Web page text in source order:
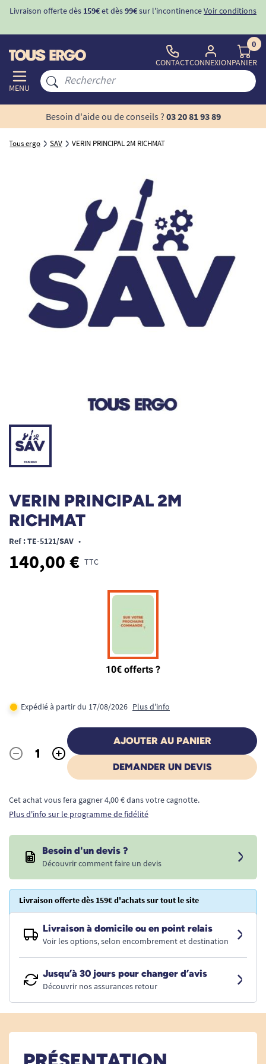
Livraison offerte dès 159€et dès99€sur l'incontinenceVoir conditions
MENU
CONTACTCONNEXION
0
PANIER
Besoin d'aide ou de conseils ? 03 20 81 93 89
Tous ergo SAV VERIN PRINCIPAL 2M RICHMAT
VERIN PRINCIPAL 2M
RICHMAT
Ref : TE-5121/SAV •
140,00 € TTC
Expédié à partir du 17/08/2026 Plus d'info
Quantité
- +
AJOUTER AU PANIER
DEMANDER UN DEVIS
Cet achat vous fera gagner 4,00 € dans votre cagnotte.
Plus d'info sur le programme de fidélité
Besoin d'un devis ?
Découvrir comment faire un devis
Livraison offerte dès 159€ d'achats sur tout le site
Livraison à domicile ou en point relais
Voir les options, selon encombrement et destination
Jusqu’à 30 jours pour changer d’avis
Découvrir nos assurances retour